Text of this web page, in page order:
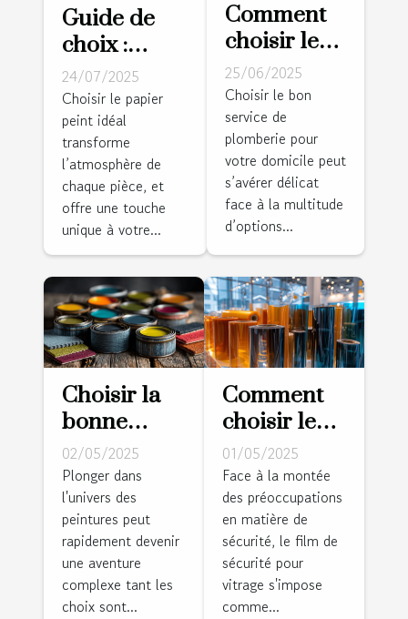
Guide de
choix :
sélectionner
le papier
peint idéal
pour
chaque
pièce
24/07/2025
Choisir le papier
peint idéal
transforme
l’atmosphère de
chaque pièce, et
offre une touche
unique à votre...
Comment
choisir le
bon service
de
plomberie
pour votre
domicile
25/06/2025
Choisir le bon
service de
plomberie pour
votre domicile peut
s’avérer délicat
face à la multitude
d’options...
Choisir la
bonne
peinture
pour
chaque
type de
surface
02/05/2025
Plonger dans
l'univers des
peintures peut
rapidement devenir
une aventure
complexe tant les
choix sont...
Comment
choisir le
bon film de
sécurité
pour vos
vitrages ?
01/05/2025
Face à la montée
des préoccupations
en matière de
sécurité, le film de
sécurité pour
vitrage s'impose
comme...